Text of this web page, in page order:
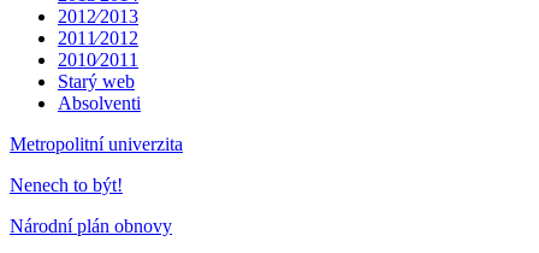
2012⁄2013
2011⁄2012
2010⁄2011
Starý web
Absolventi
Metropolitní univerzita
Nenech to být!
Národní plán obnovy